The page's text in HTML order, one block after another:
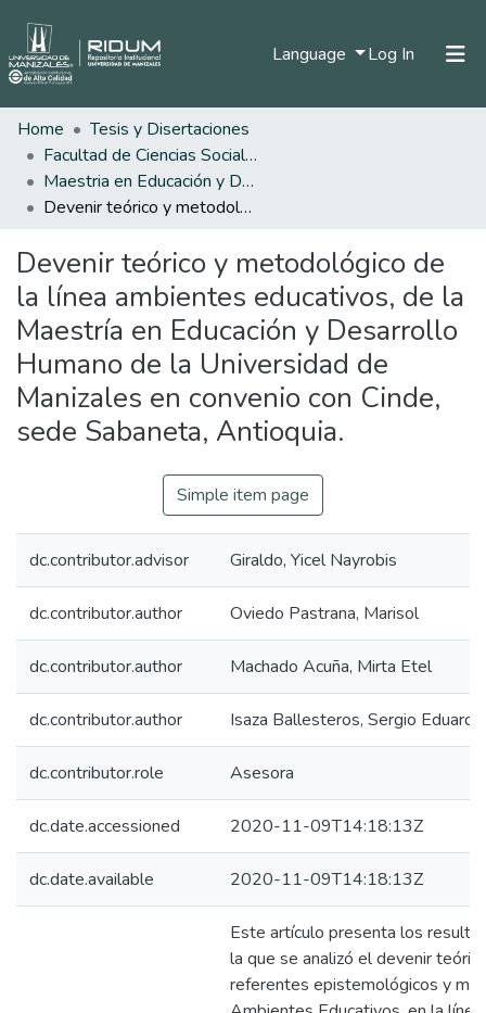
Language Log In (current)
Statistics
Home
Tesis y Disertaciones
Facultad de Ciencias Sociales y Humanas
Maestria en Educación y Desarrollo Humano
Devenir teórico y metodológico de la línea ambientes educativos, de la Maestría en Educación y Desarrollo Humano de la Universidad de Manizales en convenio con Cinde, sede Sabaneta, Antioquia.
Devenir teórico y metodológico de
la línea ambientes educativos, de la
Maestría en Educación y Desarrollo
Humano de la Universidad de
Manizales en convenio con Cinde,
sede Sabaneta, Antioquia.
Simple item page
dc.contributor.advisor Giraldo, Yicel Nayrobis
dc.contributor.author Oviedo Pastrana, Marisol
dc.contributor.author Machado Acuña, Mirta Etel
dc.contributor.author Isaza Ballesteros, Sergio Eduardo
dc.contributor.role Asesora
dc.date.accessioned 2020-11-09T14:18:13Z
dc.date.available 2020-11-09T14:18:13Z
Este artículo presenta los
la que se analizó el devenir
referentes epistemológicos y